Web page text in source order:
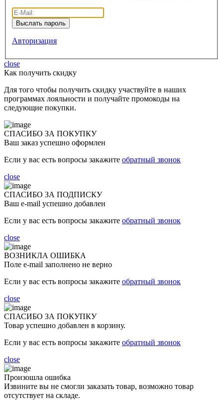
Авторизация
close
Как получить скидку
Для того чтобы получить скидку участвуйте в наших
программах лояльности и получайте промокоды на
следующие покупки.
СПАСИБО ЗА ПОКУПКУ
Ваш заказ успешно оформлен
Если у вас есть вопросы закажите обратный звонок
close
СПАСИБО ЗА ПОДПИСКУ
Ваш e-mail успешно добавлен
Если у вас есть вопросы закажите обратный звонок
close
ВОЗНИКЛА ОШИБКА
Поле e-mail заполнено не верно
Если у вас есть вопросы закажите обратный звонок
close
СПАСИБО ЗА ПОКУПКУ
Товар успешно добавлен в корзину.
Если у вас есть вопросы закажите обратный звонок
close
Произошла ошибка
Извините вы не смогли заказать товар, возможно товар
отсутствует на складе.